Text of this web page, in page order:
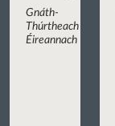
Gnáth-
Thúrtheach
Éireannach